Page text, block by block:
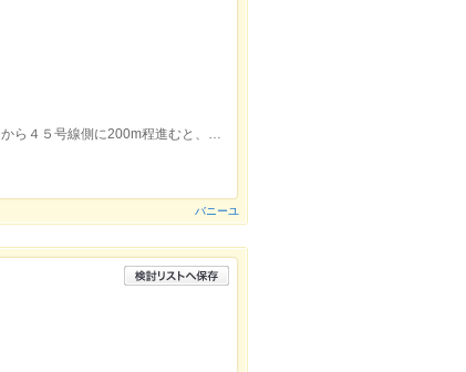
ユニバース小中野店から徒歩２分、ユニバースから４５号線側に200m程進むと、左手にあります。交差点角のお店。
バニーユ